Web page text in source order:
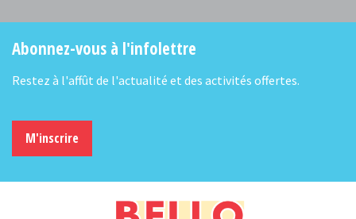
Abonnez-vous à l'infolettre
Restez à l'affût de l'actualité et des activités offertes.
M'inscrire